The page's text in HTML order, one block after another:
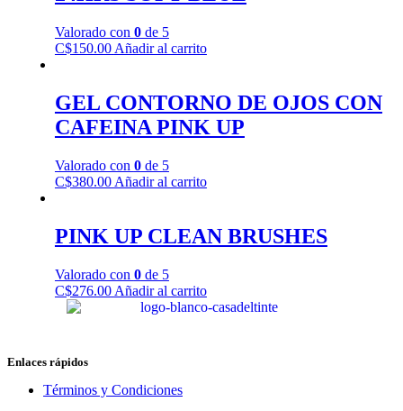
Valorado con 0de 5
C$150.00 Añadir al carrito
GEL CONTORNO DE OJOS CON
CAFEINA PINK UP
Valorado con 0de 5
C$380.00 Añadir al carrito
PINK UP CLEAN BRUSHES
Valorado con 0de 5
C$276.00 Añadir al carrito
Enlaces rápidos
Términos y Condiciones